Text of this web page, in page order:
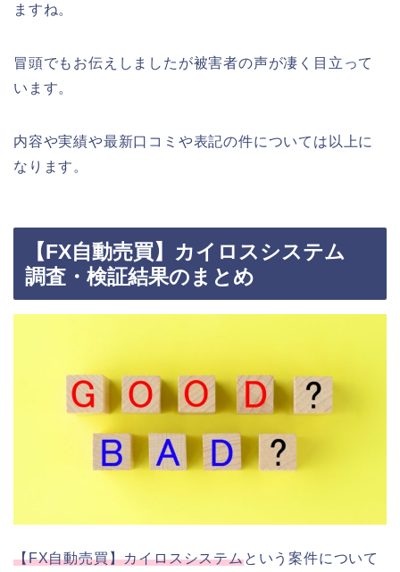
ますね。
冒頭でもお伝えしましたが被害者の声が凄く目立って
います。
内容や実績や最新口コミや表記の件については以上に
なります。
【FX自動売買】カイロスシステム
調査・検証結果のまとめ
【FX自動売買】カイロスシステムという案件について